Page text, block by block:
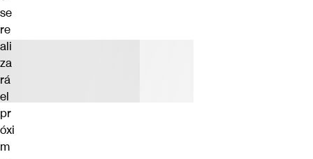
se
re
ali
za
rá
el
pr
óxi
m